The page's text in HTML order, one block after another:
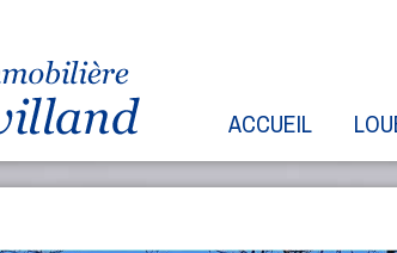
ACCUEIL